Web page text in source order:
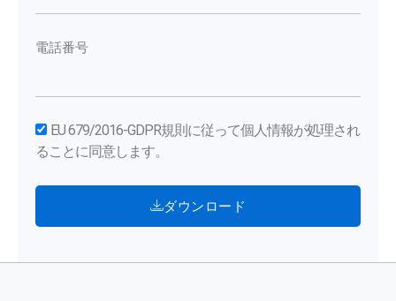
電話番号
EU 679/2016-GDPR規則に従って個人情報が処理され
ることに同意します。
ダウンロード